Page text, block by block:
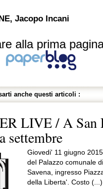
Jacopo Incani
alla prima
anche questi articoli :
LIVE / A San
settembre
Giovedi' 11 giugno
del Palazzo comunale
Savena, ingresso
della Liberta'. Costo (...)